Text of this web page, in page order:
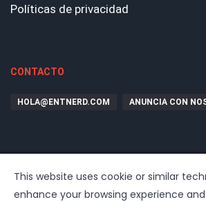
Políticas de privacidad
CONTACTO
HOLA@ENTNERD.COM ANUNCIA CON
This website uses cookie or similar
enhance your browsing experience